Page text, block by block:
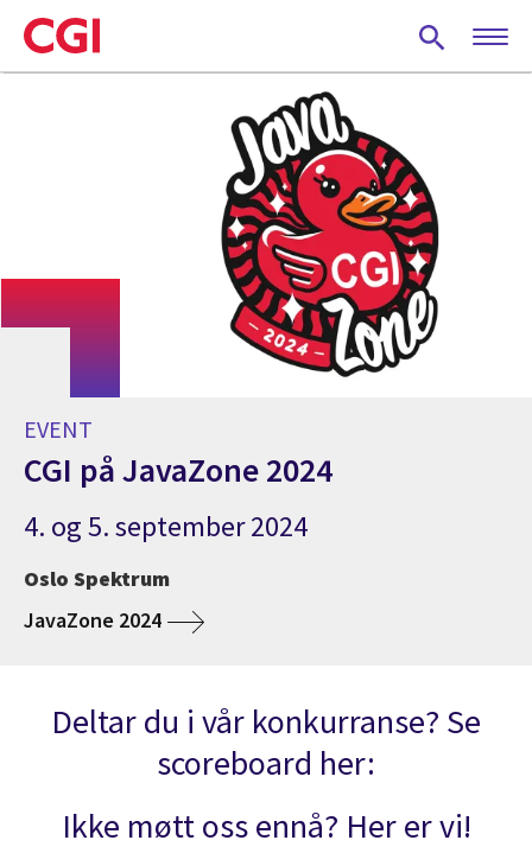
Skip
to
main
EVENT
CGI på JavaZone 2024
4. og 5. september 2024
Oslo Spektrum
JavaZone 2024
Deltar du i vår konkurranse? Se
scoreboard her:
Ikke møtt oss ennå? Her er vi!